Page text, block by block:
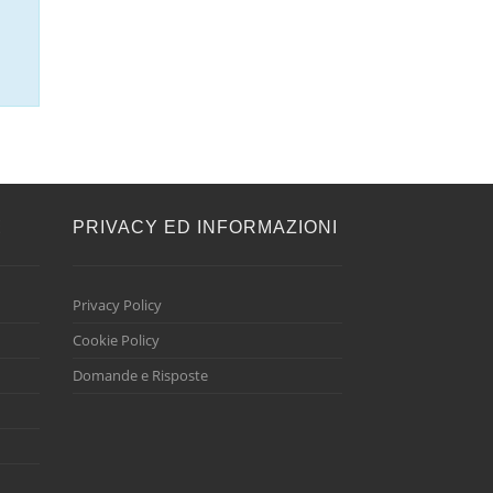
PRIVACY ED INFORMAZIONI
Privacy Policy
Cookie Policy
Domande e Risposte